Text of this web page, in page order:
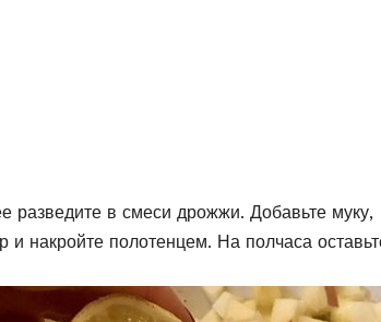
разведите в смеси дрожжи. Добавьте муку,
накройте полотенцем. На полчаса